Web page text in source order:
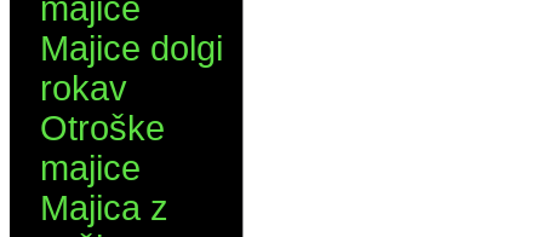
majice
Majice dolgi
rokav
Otroške
majice
Majica z